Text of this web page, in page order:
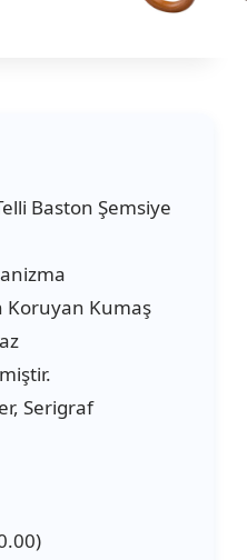
Baston Şemsiye
Koruyan Kumaş
Serigraf